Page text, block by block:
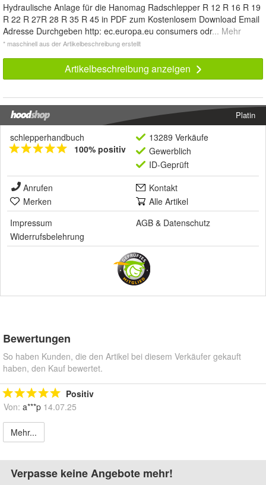
Hydraulische Anlage für die Hanomag Radschlepper R 12 R 16 R 19
R 22 R 27R 28 R 35 R 45 in PDF zum Kostenlosem Download Email
Adresse Durchgeben http: ec.europa.eu consumers odr... Mehr
* maschinell aus der Artikelbeschreibung erstellt
Artikelbeschreibung anzeigen
Platin
schlepperhandbuch
100% positiv
13289 Verkäufe
Gewerblich
ID-Geprüft
Anrufen
Kontakt
Merken
Alle Artikel
Impressum
AGB & Datenschutz
Widerrufsbelehrung
Bewertungen
So haben Kunden, die den Artikel bei diesem Verkäufer gekauft
haben, den Kauf bewertet.
Positiv
Von: a***p 14.07.25
Mehr...
Verpasse keine Angebote mehr!